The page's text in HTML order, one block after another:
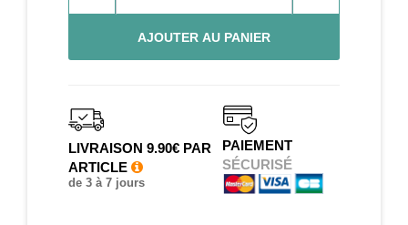
AJOUTER AU PANIER
LIVRAISON 9.90€ PAR
ARTICLE
de 3 à 7 jours
PAIEMENT
SÉCURISÉ